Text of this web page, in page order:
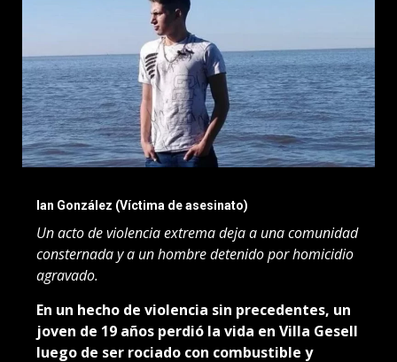
Ian González (Víctima de asesinato)
Un acto de violencia extrema deja a una comunidad
consternada y a un hombre detenido por homicidio
agravado.
En un hecho de violencia sin precedentes, un
joven de 19 años perdió la vida en Villa Gesell
luego de ser rociado con combustible y